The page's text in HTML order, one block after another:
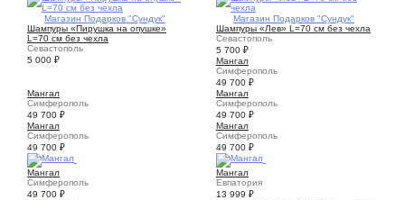
Магазин Подарков "Сундук"
Шампуры «Пирушка на опушке»
L=70 см без чехла
Севастополь
5 000 ₽
Магазин Подарков "Сундук"
Шампуры «Лев» L=70 см без чехла
Севастополь
5 700 ₽
Мангал
Симферополь
49 700 ₽
Мангал
Симферополь
49 700 ₽
Мангал
Симферополь
49 700 ₽
Мангал
Симферополь
49 700 ₽
Мангал
Симферополь
49 700 ₽
Мангал
Симферополь
49 700 ₽
Мангал
Евпатория
13 999 ₽